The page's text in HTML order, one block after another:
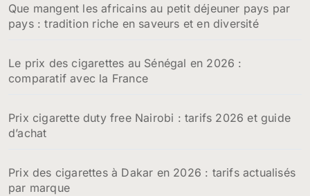
e
r
Que mangent les africains au petit déjeuner pays par
pays : tradition riche en saveurs et en diversité
Le prix des cigarettes au Sénégal en 2026 :
comparatif avec la France
Prix cigarette duty free Nairobi : tarifs 2026 et guide
d’achat
Prix des cigarettes à Dakar en 2026 : tarifs actualisés
par marque